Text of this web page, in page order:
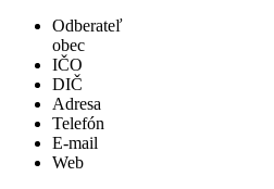
Odberateľ
obec
IČO
DIČ
Adresa
Telefón
E-mail
Web